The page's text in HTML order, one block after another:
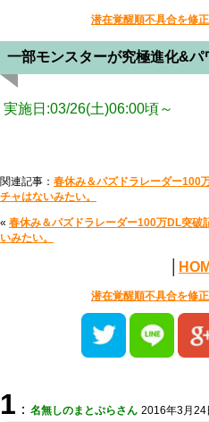
潜在覚醒順不具合を修
一部モンスターが究極進化&パ
実施日:03/26(土)06:00頃～
関連記事： 春休み＆パズドラレーダー100
チャはないみたい。
« 春休み＆パズドラレーダー100万DL突破
いみたい。
潜在覚醒順不具合を修
1 ： 名無しのまとぷらさん 2016年3月24